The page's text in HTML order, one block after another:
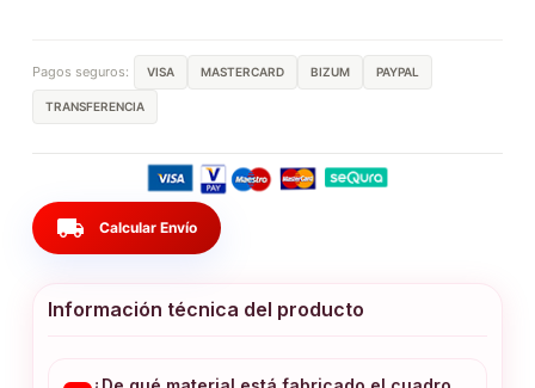
Pagos seguros: VISA MASTERCARD BIZUM PAYPAL
TRANSFERENCIA
local_shipping Calcular Envío
Información técnica del producto